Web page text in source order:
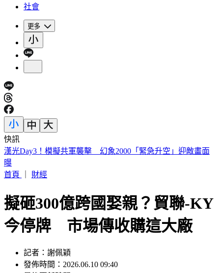
社會
更多
快訊
快訊／議員范織欽涉貪遭聲押 法院裁定120萬交保限制住居
首頁
擬砸300億跨國娶親？貿聯-KY
今停牌 市場傳收購這大廠
發佈時間：2026.06.10 09:40
最後更新時間：2026.06.10 09:40